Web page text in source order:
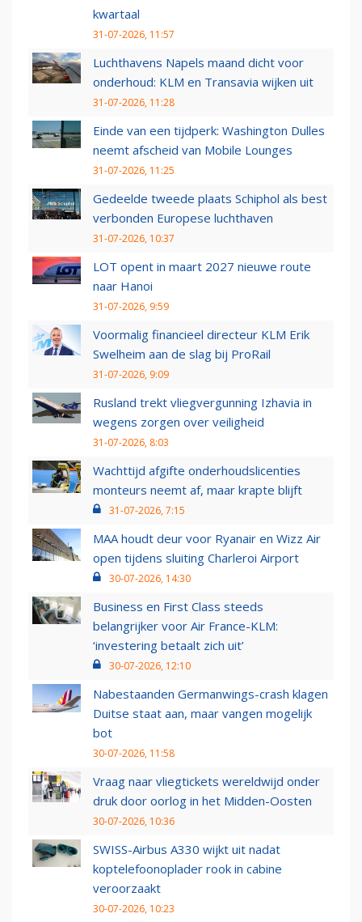
kwartaal
31-07-2026, 11:57
Luchthavens Napels maand dicht voor
onderhoud: KLM en Transavia wijken uit
31-07-2026, 11:28
Einde van een tijdperk: Washington Dulles
neemt afscheid van Mobile Lounges
31-07-2026, 11:25
Gedeelde tweede plaats Schiphol als best
verbonden Europese luchthaven
31-07-2026, 10:37
LOT opent in maart 2027 nieuwe route
naar Hanoi
31-07-2026, 9:59
Voormalig financieel directeur KLM Erik
Swelheim aan de slag bij ProRail
31-07-2026, 9:09
Rusland trekt vliegvergunning Izhavia in
wegens zorgen over veiligheid
31-07-2026, 8:03
Wachttijd afgifte onderhoudslicenties
monteurs neemt af, maar krapte blijft
31-07-2026, 7:15
MAA houdt deur voor Ryanair en Wizz Air
open tijdens sluiting Charleroi Airport
30-07-2026, 14:30
Business en First Class steeds
belangrijker voor Air France-KLM:
‘investering betaalt zich uit’
30-07-2026, 12:10
Nabestaanden Germanwings-crash klagen
Duitse staat aan, maar vangen mogelijk
bot
30-07-2026, 11:58
Vraag naar vliegtickets wereldwijd onder
druk door oorlog in het Midden-Oosten
30-07-2026, 10:36
SWISS-Airbus A330 wijkt uit nadat
koptelefoonoplader rook in cabine
veroorzaakt
30-07-2026, 10:23